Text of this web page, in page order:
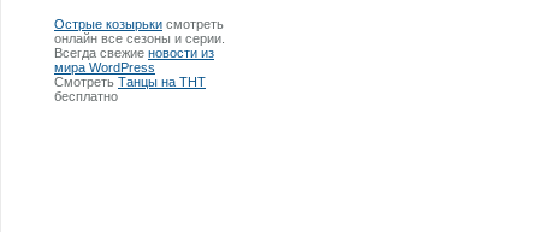
Острые козырьки смотреть
онлайн все сезоны и серии.
Всегда свежие новости из
мира WordPress
Смотреть Танцы на ТНТ
бесплатно